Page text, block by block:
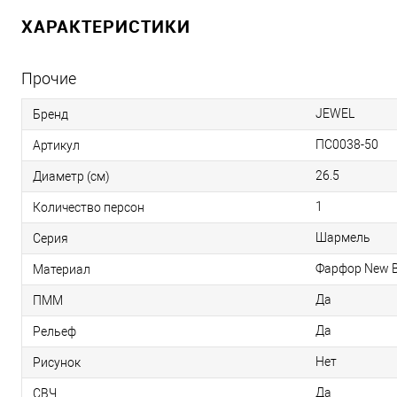
ХАРАКТЕРИСТИКИ
Прочие
Бренд JEWEL
Артикул ПС0038-50
Диаметр (см) 26.5
Количество персон 1
Серия Шармель
Материал Фарфор New
ПММ Да
Рельеф Да
Рисунок Нет
СВЧ Да